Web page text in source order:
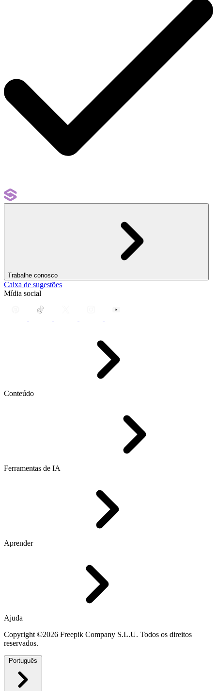
Trabalhe conosco
Caixa de sugestões
Mídia social
Conteúdo
Ferramentas de IA
Aprender
Ajuda
Copyright ©2026 Freepik Company S.L.U. Todos os direitos
reservados.
Português